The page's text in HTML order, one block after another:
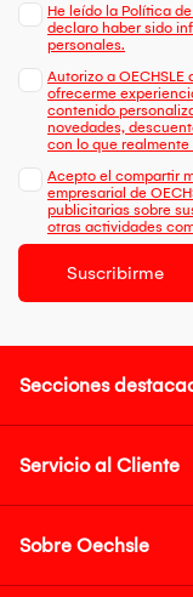
He leído la Política
declaro haber sido
personales.
Autorizo a
ofrecerme
contenido
novedades,
con lo que realmente
Acepto el compartir
empresarial de
publicitarias sobre
otras actividades
Suscribirme
Secciones
Servicio al Cliente
Sobre Oechsle